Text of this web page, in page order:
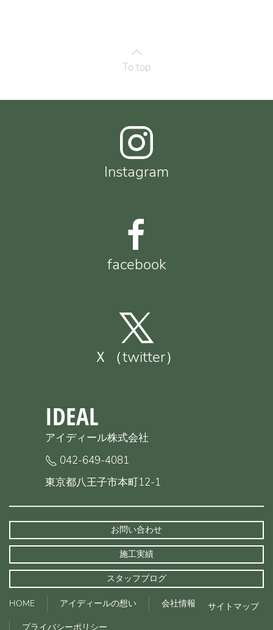
To top
Instagram
facebook
Ｘ（twitter）
IDEAL
アイディール株式会社
042-649-4081
東京都八王子市本町12-1
お問い合わせ
施工実績
スタッフブログ
HOME アイディールの想い 会社情報
サイトマップ
プライバシーポリシー